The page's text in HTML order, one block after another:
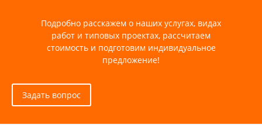
Подробно расскажем о наших услугах, видах
работ и типовых проектах, рассчитаем
стоимость и подготовим индивидуальное
предложение!
Задать вопрос